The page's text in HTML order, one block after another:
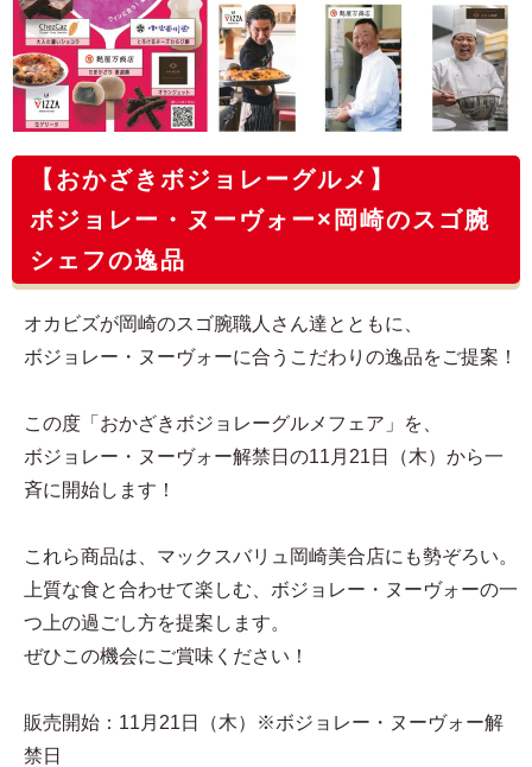
【おかざきボジョレーグルメ】
ボジョレー・ヌーヴォー×岡崎のスゴ腕
シェフの逸品
オカビズが岡崎のスゴ腕職人さん達とともに、
ボジョレー・ヌーヴォーに合うこだわりの逸品をご提案！
この度「おかざきボジョレーグルメフェア」を、
ボジョレー・ヌーヴォー解禁日の11月21日（木）から一
斉に開始します！
これら商品は、マックスバリュ岡崎美合店にも勢ぞろい。
上質な食と合わせて楽しむ、ボジョレー・ヌーヴォーの一
つ上の過ごし方を提案します。
ぜひこの機会にご賞味ください！
販売開始：11月21日（木）※ボジョレー・ヌーヴォー解
禁日